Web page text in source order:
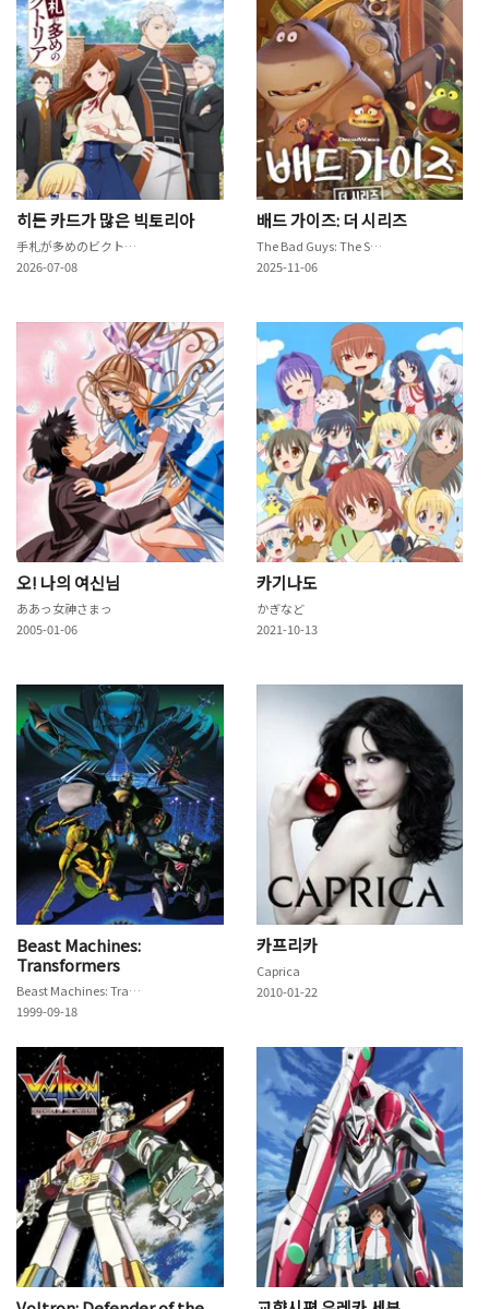
히든 카드가 많은 빅토리아
手札が多めのビクトリア
2026-07-08
배드 가이즈: 더 시리즈
The Bad Guys: The Series
2025-11-06
오! 나의 여신님
ああっ女神さまっ
2005-01-06
카기나도
かぎなど
2021-10-13
Beast Machines:
Transformers
Beast Machines: Transformers
1999-09-18
카프리카
Caprica
2010-01-22